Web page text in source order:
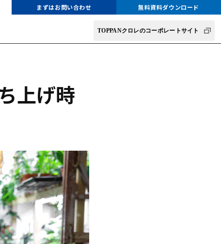
まずはお問い合わせ 無料資料ダウンロード
TOPPANクロレのコーポレートサイト
上げ時